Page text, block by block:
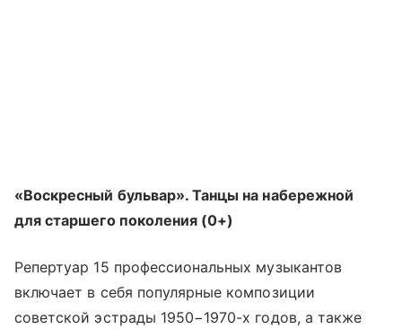
«Воскресный бульвар». Танцы на набережной
для старшего поколения (0+)
Репертуар 15 профессиональных музыкантов
включает в себя популярные композиции
советской эстрады 1950−1970-х годов, а также